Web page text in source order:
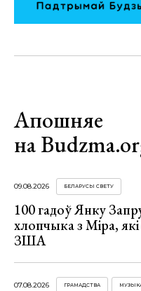
Апошняе
на
09.08.2026 БЕЛАРУСЫ СВЕТУ
100 гадоў Янку
хлопчыка з Міра,
ЗША
07.08.2026 ГРАМАДСТВА